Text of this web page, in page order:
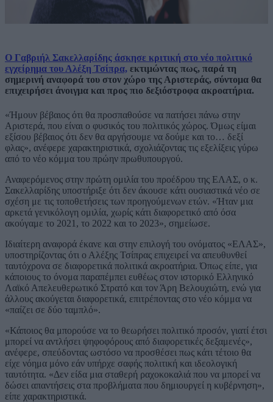
Ο Γαβριήλ Σακελλαρίδης άσκησε κριτική στο νέο πολιτικό
εγχείρημα του Αλέξη Τσίπρα, εκτιμώντας πως, παρά τη
σημερινή αναφορά του στον χώρο της Αριστεράς, σύντομα θα
επιχειρήσει άνοιγμα και προς πιο δεξιόστροφα ακροατήρια.
«Ήμουν βέβαιος ότι θα προσπαθούσε να πατήσει πάνω στην
Αριστερά, που είναι ο φυσικός του πολιτικός χώρος. Όμως είμαι
εξίσου βέβαιος ότι δεν θα αργήσουμε να δούμε και το… δεξί
φλας», ανέφερε χαρακτηριστικά, σχολιάζοντας τις εξελίξεις γύρω
από το νέο κόμμα του πρώην πρωθυπουργού.
Αναφερόμενος στην πρώτη ομιλία του προέδρου της ΕΛΑΣ, ο κ.
Σακελλαρίδης υποστήριξε ότι δεν άκουσε κάτι ουσιαστικά νέο σε
σχέση με τις τοποθετήσεις των προηγούμενων ετών. «Ήταν μια
αρκετά γενικόλογη ομιλία, χωρίς κάτι διαφορετικό από όσα
ακούγαμε το 2021, το 2022 και το 2023», σημείωσε.
Ιδιαίτερη αναφορά έκανε και στην επιλογή του ονόματος «ΕΛΑΣ»,
υποστηρίζοντας ότι ο Αλέξης Τσίπρας επιχειρεί να απευθυνθεί
ταυτόχρονα σε διαφορετικά πολιτικά ακροατήρια. Όπως είπε, για
κάποιους το όνομα παραπέμπει ευθέως στον ιστορικό Ελληνικό
Λαϊκό Απελευθερωτικό Στρατό και τον Άρη Βελουχιώτη, ενώ για
άλλους ακούγεται διαφορετικά, επιτρέποντας στο νέο κόμμα να
«παίζει σε δύο ταμπλό».
«Κάποιος θα μπορούσε να το θεωρήσει πολιτικό προσόν, γιατί έτσι
μπορεί να αντλήσει ψηφοφόρους από διαφορετικές δεξαμενές»,
ανέφερε, σπεύδοντας ωστόσο να προσθέσει πως κάτι τέτοιο θα
είχε νόημα μόνο εάν υπήρχε σαφής πολιτική και ιδεολογική
ταυτότητα. «Δεν είδα μια σταθερή ραχοκοκαλιά που να μπορεί να
δώσει απαντήσεις στα προβλήματα που δημιουργεί η κυβέρνηση»,
είπε χαρακτηριστικά.